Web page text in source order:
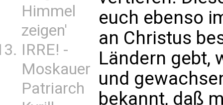
Himmel
zeigen'
IRRE! -
Moskauer
Patriarch
euch ebenso
an Christus
Ländern gebt,
und
bekannt, daß